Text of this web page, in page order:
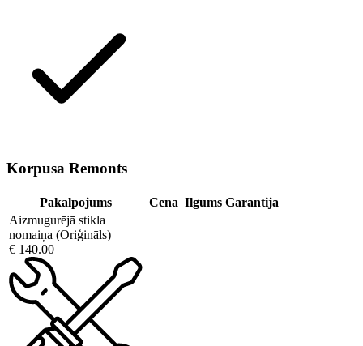
Korpusa Remonts
Pakalpojums Cena Ilgums Garantija
Aizmugurējā stikla
nomaiņa (Oriģināls)
€ 140.00